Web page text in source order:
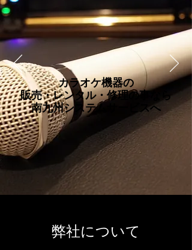
カラオケ機器の
販売・レンタル・修理の事なら
南九州システムサービスへ
弊社について